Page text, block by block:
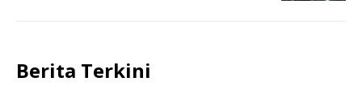
Berita Terkini